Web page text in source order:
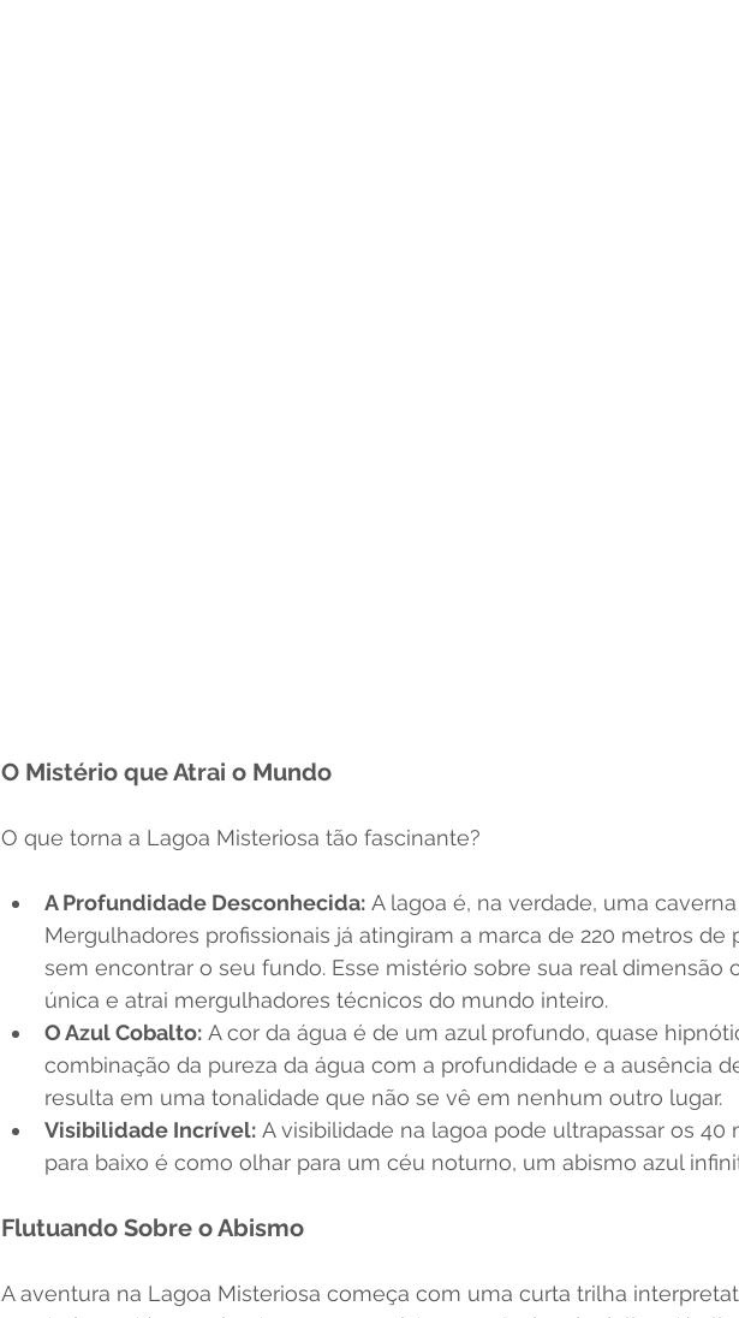
O Mistério que Atrai o Mundo
O que torna a Lagoa Misteriosa tão fascinante?
A Profundidade Desconhecida: A lagoa é, na verdade, uma
Mergulhadores profissionais já atingiram a marca de 220 metros de
sem encontrar o seu fundo. Esse mistério sobre sua real dimensão
única e atrai mergulhadores técnicos do mundo inteiro.
O Azul Cobalto: A cor da água é de um azul profundo, quase
combinação da pureza da água com a profundidade e a ausência
resulta em uma tonalidade que não se vê em nenhum outro lugar.
Visibilidade Incrível: A visibilidade na lagoa pode ultrapassar os 40
para baixo é como olhar para um céu noturno, um abismo azul
Flutuando Sobre o Abismo
A aventura na Lagoa Misteriosa começa com uma curta trilha